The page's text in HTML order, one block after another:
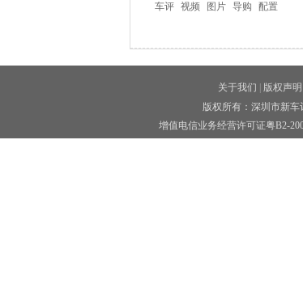
车评 视频 图片 导购 配置
关于我们 版权声明
版权所有：深圳市新车
增值电信业务经营许可证粤B2-